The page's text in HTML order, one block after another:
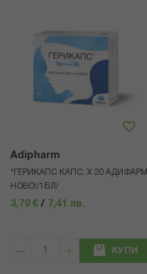
Adipharm
*ГЕРИКАПС КАПС. Х 20 АДИФАРМ
НОВО!/1БЛ/
3,79 € / 7,41 лв.
КУПИ